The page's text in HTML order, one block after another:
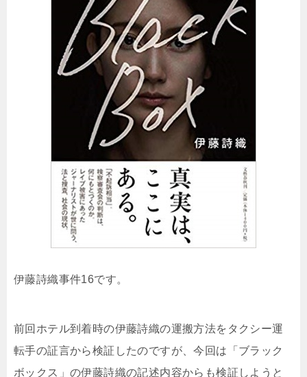
伊藤詩織事件16です。
前回ホテル到着時の伊藤詩織の運搬方法をタクシー運
転手の証言から検証したのですが、今回は「ブラック
ボックス」の伊藤詩織の記述内容からも検証しようと